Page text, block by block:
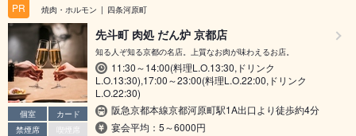
PR 焼肉・ホルモン 四条河原町
個室
カード
禁煙席
喫煙席
先斗町 肉処 だん炉 京都店
知る人ぞ知る京都の名店。上質なお肉が味わえるお店。
11:30～14:00(料理L.O.13:30,ドリンク
L.O.13:30),17:00～23:00(料理L.O.22:00,ドリンク
L.O.22:30)
阪急京都本線京都河原町駅1A出口より徒歩約4分
宴会平均：5～6000円